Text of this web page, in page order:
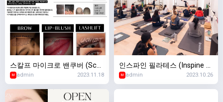
스칼프 마이크로 밴쿠버 (Scal
p Micro Vancouver) - 두피문
신 / 반영구
M admin 2023.11.18
인스파인 필라테스 (Inspine Pi
lates)
M admin 2023.10.26